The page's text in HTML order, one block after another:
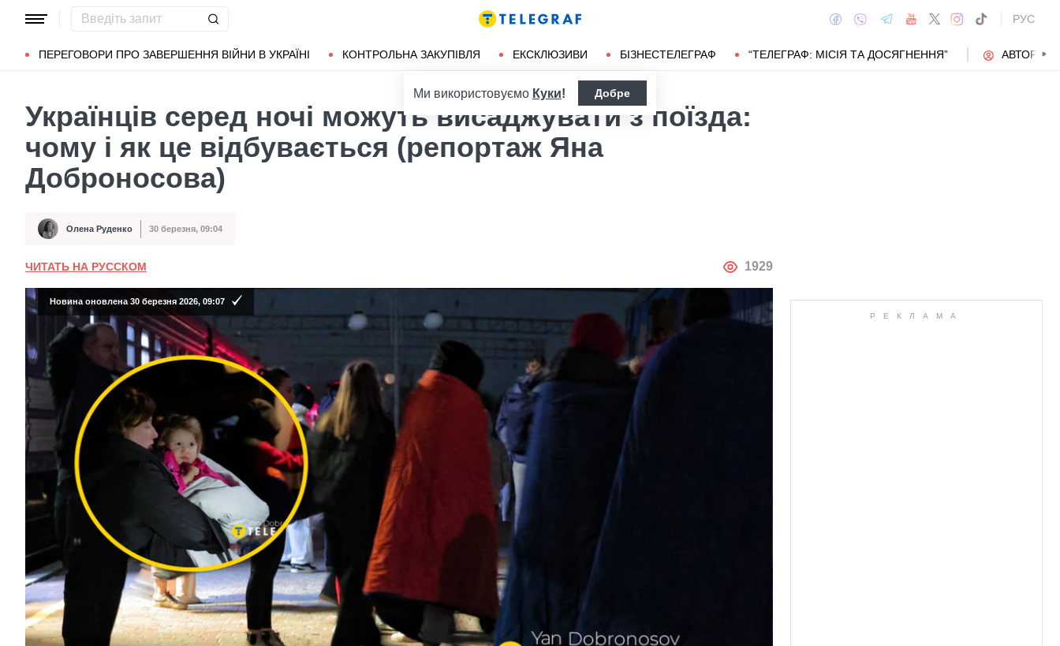
РУС
ПЕРЕГОВОРИ ПРО ЗАВЕРШЕННЯ ВІЙНИ В УКРАЇНІ КОНТРОЛЬНА ЗАКУПІВЛЯ ЕКСКЛЮЗИВИ БІЗНЕСТЕЛЕГРАФ “ТЕЛЕГРАФ: МІСІЯ ТА ДОСЯГНЕННЯ” АВТОРИ
Популярні запити Маріуполь Донбас
Ми використовуємо Куки! Добре
Українців серед ночі можуть висаджувати з поїзда:
чому і як це відбувається (репортаж Яна
Доброносова)
Автор Олена Руденко
Дата публікації 30 березня, 09:04
ЧИТАТЬ НА РУССКОМ АВТОР
1929
Новина оновлена 30 березня 2026, 09:07